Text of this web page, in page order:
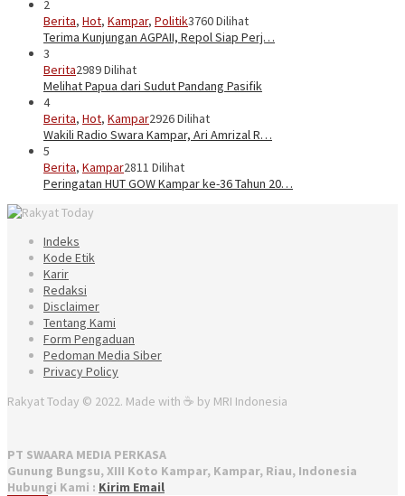
2
Berita, Hot, Kampar, Politik3760 Dilihat
Terima Kunjungan AGPAII, Repol Siap Perj…
3
Berita2989 Dilihat
Melihat Papua dari Sudut Pandang Pasifik
4
Berita, Hot, Kampar2926 Dilihat
Wakili Radio Swara Kampar, Ari Amrizal R…
5
Berita, Kampar2811 Dilihat
Peringatan HUT GOW Kampar ke-36 Tahun 20…
Indeks
Kode Etik
Karir
Redaksi
Disclaimer
Tentang Kami
Form Pengaduan
Pedoman Media Siber
Privacy Policy
Rakyat Today © 2022. Made with ☕ by MRI Indonesia
PT SWAARA MEDIA PERKASA
Gunung Bungsu, XIII Koto Kampar, Kampar, Riau, Indonesia
Hubungi Kami : Kirim Email